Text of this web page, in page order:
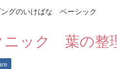
ングのいけばな ベーシック
ニック 葉の整